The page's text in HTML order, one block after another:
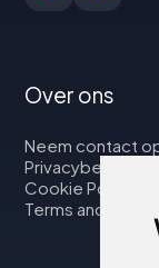
Over ons
Neem contact
Privacybeleid
Cookie Policy
Terms and